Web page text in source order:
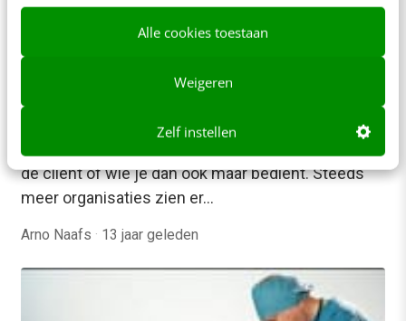
Alle cookies toestaan
Weigeren
Zelf instellen
Zet de patiënt nadrukkelijker centraal met
Denken en handelen vanuit de gebruiker, de klant,
de cliënt of wie je dan ook maar bedient. Steeds
meer organisaties zien er…
Arno Naafs · 13 jaar geleden